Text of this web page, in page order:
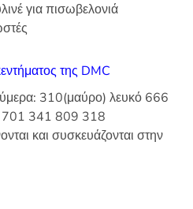
για πισωβελονιά
της DMC
310(μαύρο) λευκό 666
341 809 318
και συσκευάζονται στην